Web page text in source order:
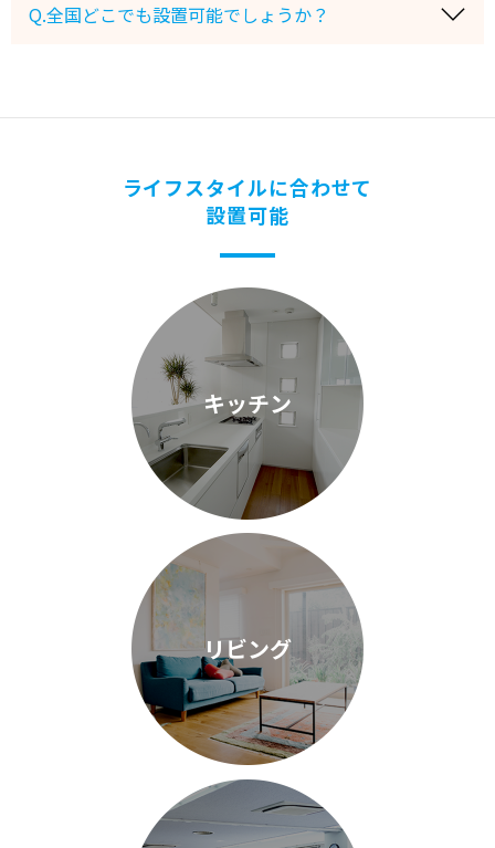
Q.全国どこでも設置可能でしょうか？
ライフスタイルに合わせて
設置可能
キッチン
リビング